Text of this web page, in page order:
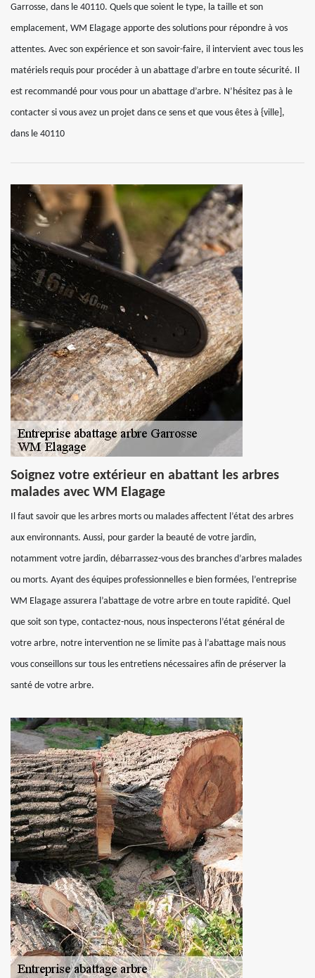
Garrosse, dans le 40110. Quels que soient le type, la taille et son
emplacement, WM Elagage apporte des solutions pour répondre à vos
attentes. Avec son expérience et son savoir-faire, il intervient avec tous les
matériels requis pour procéder à un abattage d’arbre en toute sécurité. Il
est recommandé pour vous pour un abattage d’arbre. N’hésitez pas à le
contacter si vous avez un projet dans ce sens et que vous êtes à {ville],
dans le 40110
Soignez votre extérieur en abattant les arbres
malades avec WM Elagage
Il faut savoir que les arbres morts ou malades affectent l’état des arbres
aux environnants. Aussi, pour garder la beauté de votre jardin,
notamment votre jardin, débarrassez-vous des branches d’arbres malades
ou morts. Ayant des équipes professionnelles e bien formées, l’entreprise
WM Elagage assurera l’abattage de votre arbre en toute rapidité. Quel
que soit son type, contactez-nous, nous inspecterons l’état général de
votre arbre, notre intervention ne se limite pas à l’abattage mais nous
vous conseillons sur tous les entretiens nécessaires afin de préserver la
santé de votre arbre.